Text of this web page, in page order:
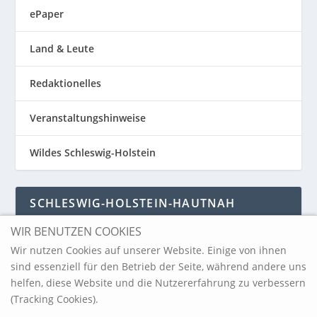
ePaper
Land & Leute
Redaktionelles
Veranstaltungshinweise
Wildes Schleswig-Holstein
SCHLESWIG-HOLSTEIN-HAUTNAH
Schleswig-Holstein-Hautnah
ARCHIV
WIR BENUTZEN COOKIES
Wir nutzen Cookies auf unserer Website. Einige von ihnen
sind essenziell für den Betrieb der Seite, während andere uns
helfen, diese Website und die Nutzererfahrung zu verbessern
(Tracking Cookies).